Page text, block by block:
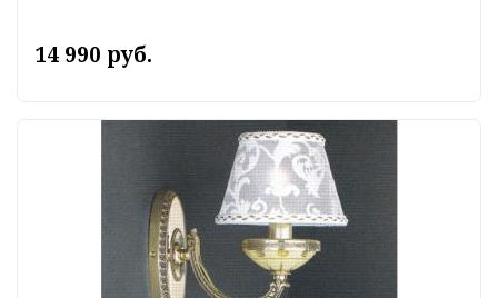
14 990 руб.